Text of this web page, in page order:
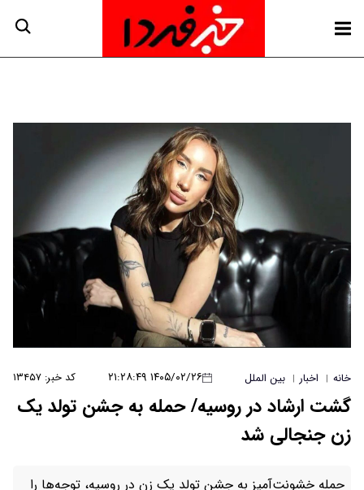
خانه | اخبار | بین الملل ۱۴۰۵/۰۲/۲۶ ۲۱:۲۸:۴۹ کد خبر: ۱۳۴۵۷
گشت ارشاد در روسیه/ حمله به جشن تولد یک
زن جنجالی شد
حمله خشونت‌آمیز به جشن تولد یک زن در روسیه، توجه‌ها را